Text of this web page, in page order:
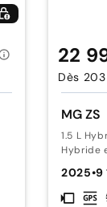
MG ZS
1.5 L
Hybride
2025•9
22
Dès